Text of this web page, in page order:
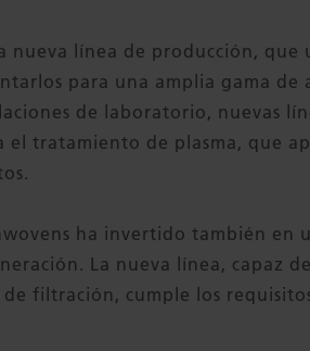
nueva línea de producción, que
para una amplia gama de
de laboratorio, nuevas
el tratamiento de plasma, que
ha invertido también
La nueva línea, capaz
filtración, cumple los